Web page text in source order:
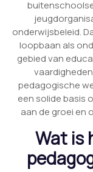
onderwijsbeleid.
loopbaan als
gebied van
pedagogische
een solide basis
aan de groei en
Wat is